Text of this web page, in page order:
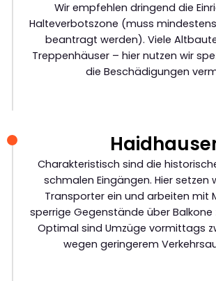
Wir empfehlen dringend die
Halteverbotszone (muss
beantragt werden). Viele
Treppenhäuser – hier nutzen wir
die Beschädigungen
Charakteristisch sind die
schmalen Eingängen. Hier setzen
Transporter ein und arbeiten mit
sperrige Gegenstände über
Optimal sind Umzüge vormittags
wegen geringerem